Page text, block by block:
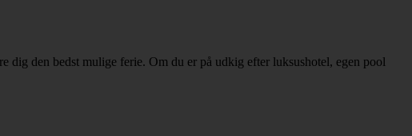
dig den bedst mulige ferie. Om du er på udkig efter luksushotel, egen pool